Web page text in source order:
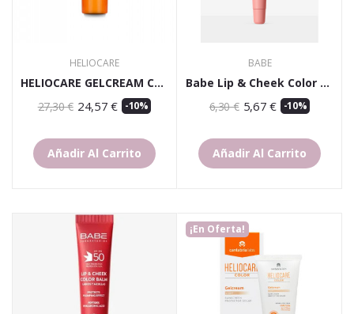
HELIOCARE
HELIOCARE GELCREAM COLOR BROWN SPF50 50M
27,30 € 24,57 € -10%
Añadir Al Carrito
BABE
Babe Lip & Cheek Color Balm SPF 50 Rosa
6,30 € 5,67 € -10%
Añadir Al Carrito
¡En Oferta!